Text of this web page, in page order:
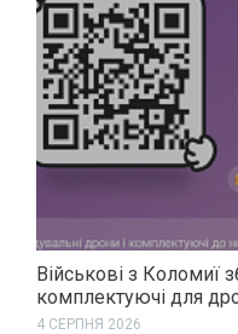
Військові з Коломиї
комплектуючі для
4 СЕРПНЯ 2026